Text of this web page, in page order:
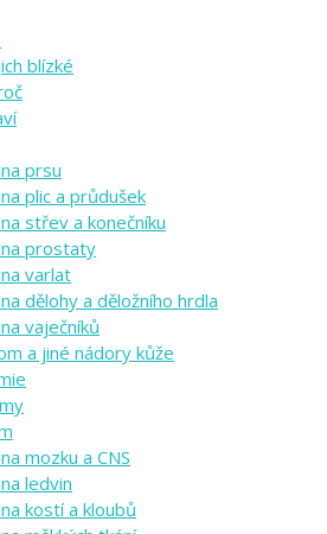
blízké
prsu
plic a průdušek
střev a konečníku
prostaty
varlat
dělohy a děložního hrdla
vaječníků
a jiné nádory kůže
mozku a CNS
ledvin
kostí a kloubů